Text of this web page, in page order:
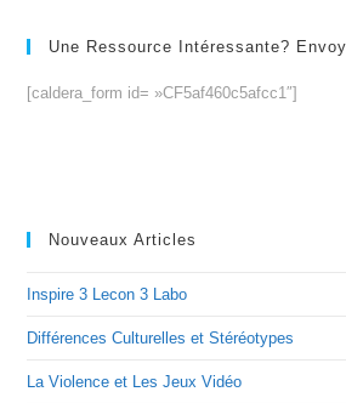
Une Ressource Intéressante?
[caldera_form id= »CF5af460c5afcc1″]
Nouveaux Articles
Inspire 3 Lecon 3 Labo
Différences Culturelles et Stéréotypes
La Violence et Les Jeux Vidéo